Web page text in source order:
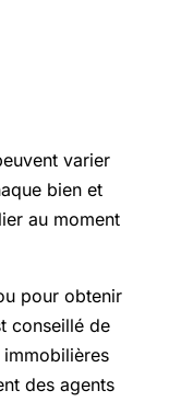
varier
bien et
au moment
pour obtenir
conseillé de
immobilières
des agents